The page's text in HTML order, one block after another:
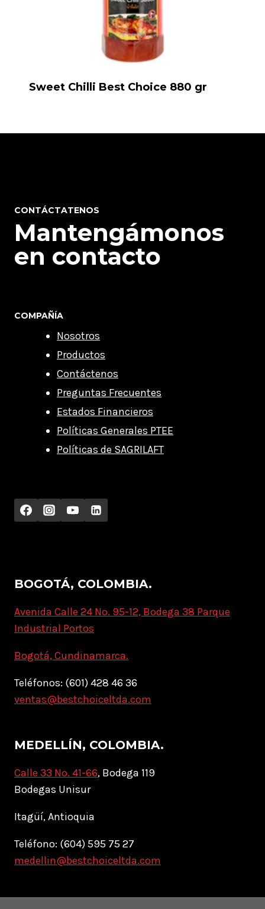
Sweet Chilli Best Choice 880 gr
CONTÁCTATENOS
Mantengámonos
en contacto
COMPAÑÍA
Nosotros
Productos
Contáctenos
Preguntas Frecuentes
Estados Financieros
Políticas Generales PTEE
Políticas de SAGRILAFT
BOGOTÁ, COLOMBIA.
Avenida Calle 24 No. 95-12, Bodega 38 Parque
Industrial Portos
Bogotá, Cundinamarca.
Teléfonos: (601) 428 46 36
ventas@bestchoiceltda.com
MEDELLÍN, COLOMBIA.
Calle 33 No. 41-66, Bodega 119
Bodegas Unisur
Itagüí, Antioquia
Teléfono: (604) 595 75 27
medellin@bestchoiceltda.com